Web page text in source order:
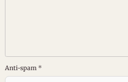
Anti-spam